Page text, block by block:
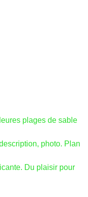
plages de sable
photo. Plan
Du plaisir pour